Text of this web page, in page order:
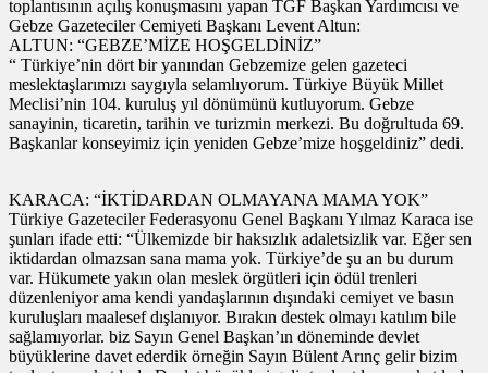
toplantısının açılış konuşmasını yapan TGF Başkan Yardımcısı ve
Gebze Gazeteciler Cemiyeti Başkanı Levent Altun:
ALTUN: “GEBZE’MİZE HOŞGELDİNİZ”
“ Türkiye’nin dört bir yanından Gebzemize gelen gazeteci
meslektaşlarımızı saygıyla selamlıyorum. Türkiye Büyük Millet
Meclisi’nin 104. kuruluş yıl dönümünü kutluyorum. Gebze
sanayinin, ticaretin, tarihin ve turizmin merkezi. Bu doğrultuda 69.
Başkanlar konseyimiz için yeniden Gebze’mize hoşgeldiniz” dedi.
KARACA: “İKTİDARDAN OLMAYANA MAMA YOK”
Türkiye Gazeteciler Federasyonu Genel Başkanı Yılmaz Karaca ise
şunları ifade etti: “Ülkemizde bir haksızlık adaletsizlik var. Eğer sen
iktidardan olmazsan sana mama yok. Türkiye’de şu an bu durum
var. Hükumete yakın olan meslek örgütleri için ödül trenleri
düzenleniyor ama kendi yandaşlarının dışındaki cemiyet ve basın
kuruluşları maalesef dışlanıyor. Bırakın destek olmayı katılım bile
sağlamıyorlar. biz Sayın Genel Başkan’ın döneminde devlet
büyüklerine davet ederdik örneğin Sayın Bülent Arınç gelir bizim